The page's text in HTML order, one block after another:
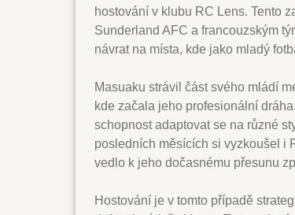
hostování v klubu RC Lens. Tento
Sunderland AFC a francouzským
návrat na místa, kde jako mladý
Masuaku strávil část svého mládí
kde začala jeho profesionální
schopnost adaptovat se na různé
posledních měsících si vyzkoušel i
vedlo k jeho dočasnému přesunu
Hostování je v tomto případě